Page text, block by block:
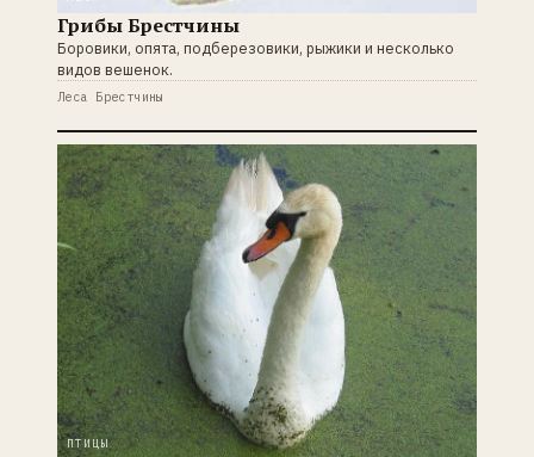
Грибы Брестчины
Боровики, опята, подберезовики, рыжики и несколько
видов вешенок.
Леса Брестчины
ПТИЦЫ